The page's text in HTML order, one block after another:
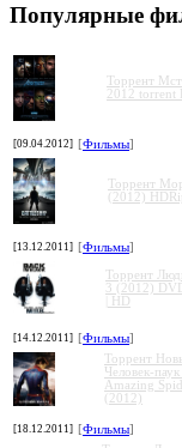
Популярные
Торрент
2012 torrent
[09.04.2012] [Фильмы]
Торрент
(2012)
[13.12.2011] [Фильмы]
Торрент
3 (2012)
| HD
[14.12.2011] [Фильмы]
Торрент
Человек-
Amazing
(2012)
[18.12.2011] [Фильмы]